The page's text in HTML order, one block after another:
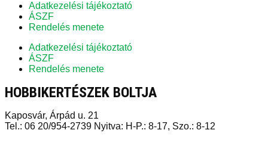
Adatkezelési tájékoztató
ÁSZF
Rendelés menete
Adatkezelési tájékoztató
ÁSZF
Rendelés menete
HOBBIKERTÉSZEK BOLTJA
Kaposvár, Árpád u. 21
Tel.: 06 20/954-2739 Nyitva: H-P.: 8-17, Szo.: 8-12